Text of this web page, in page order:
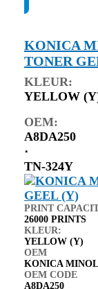
KONICA
TONER
KLEUR:
YELLOW
OEM:
A8DA250
⋅
TN-324Y
PRINT
26000 PRINTS
KLEUR:
YELLOW (Y)
OEM
KONICA
OEM CODE
A8DA250